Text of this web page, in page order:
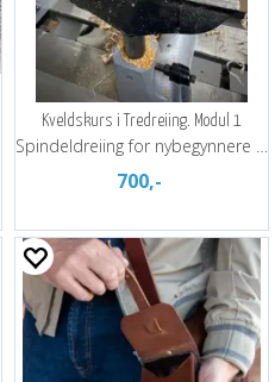
Kveldskurs i Tredreiing. Modul 1
Spindeldreiing for nybegynnere 20 mars
700,-